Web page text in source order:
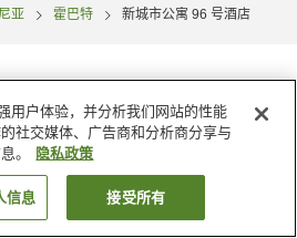
亚 霍巴特 新城市公寓 96 号酒店
搜索客房
用户体验，并分析我们网站的性能
社交媒体、广告商和分析商分享与
。
隐私政策
信息 接受所有